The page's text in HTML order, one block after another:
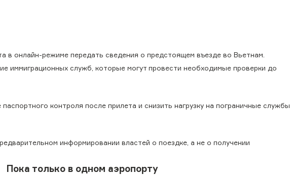
в онлайн-режиме передать сведения о предстоящем въезде во Вьетнам.
иммиграционных служб, которые могут провести необходимые проверки до
контроля после прилета и снизить нагрузку на пограничные службы
информировании властей о поездке, а не о получении
Пока только в одном аэропорту